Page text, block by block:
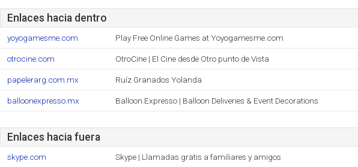
Enlaces hacia dentro
yoyogamesme.com Play Free Online Games at Yoyogamesme.com
otrocine.com OtroCine | El Cine desde Otro punto de Vista
papelerarg.com.mx Ruíz Granados Yolanda
balloonexpresso.mx Balloon Expresso | Balloon Deliveries & Event Decorations
Enlaces hacia fuera
skype.com Skype | Llamadas gratis a familiares y amigos